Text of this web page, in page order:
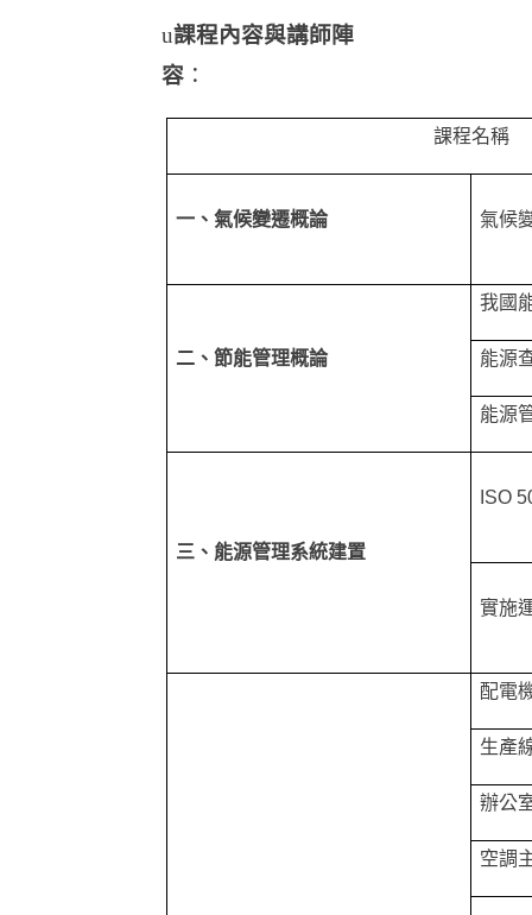
u課程內容與講師陣
容 ：
課程名稱
一、氣候變遷概論 氣候
二、節能管理概論
我國
能源
能源
三、能源管理系統建置
ISO
實施
配電
生產
辦公
空調